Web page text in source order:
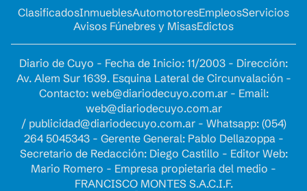
ClasificadosInmueblesAutomotoresEmpleosServicios
Avisos Fúnebres y MisasEdictos
Diario de Cuyo - Fecha de Inicio: 11/2003 - Dirección:
Av. Alem Sur 1639. Esquina Lateral de Circunvalación -
Contacto: web@diariodecuyo.com.ar- Email:
web@diariodecuyo.com.ar
/ publicidad@diariodecuyo.com.ar- Whatsapp: (054)
264 5045343 - Gerente General: Pablo Dellazoppa -
Secretario de Redacción: Diego Castillo - Editor Web:
Mario Romero - Empresa propietaria del medio -
FRANCISCO MONTES S.A.C.I.F.